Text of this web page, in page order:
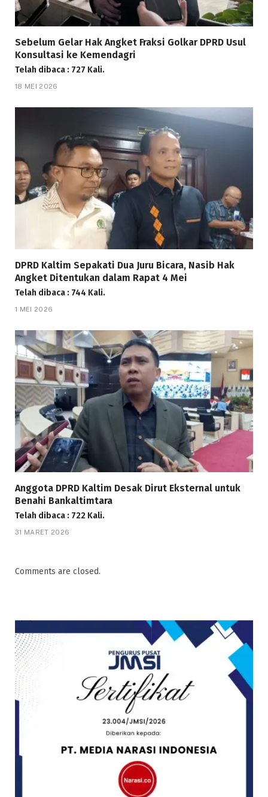
Sebelum Gelar Hak Angket Fraksi Golkar DPRD Usul
Konsultasi ke Kemendagri
Telah dibaca : 727 Kali.
18 MEI 2026
DPRD Kaltim Sepakati Dua Juru Bicara, Nasib Hak
Angket Ditentukan dalam Rapat 4 Mei
Telah dibaca : 744 Kali.
1 MEI 2026
Anggota DPRD Kaltim Desak Dirut Eksternal untuk
Benahi Bankaltimtara
Telah dibaca : 722 Kali.
31 MARET 2026
Comments are closed.